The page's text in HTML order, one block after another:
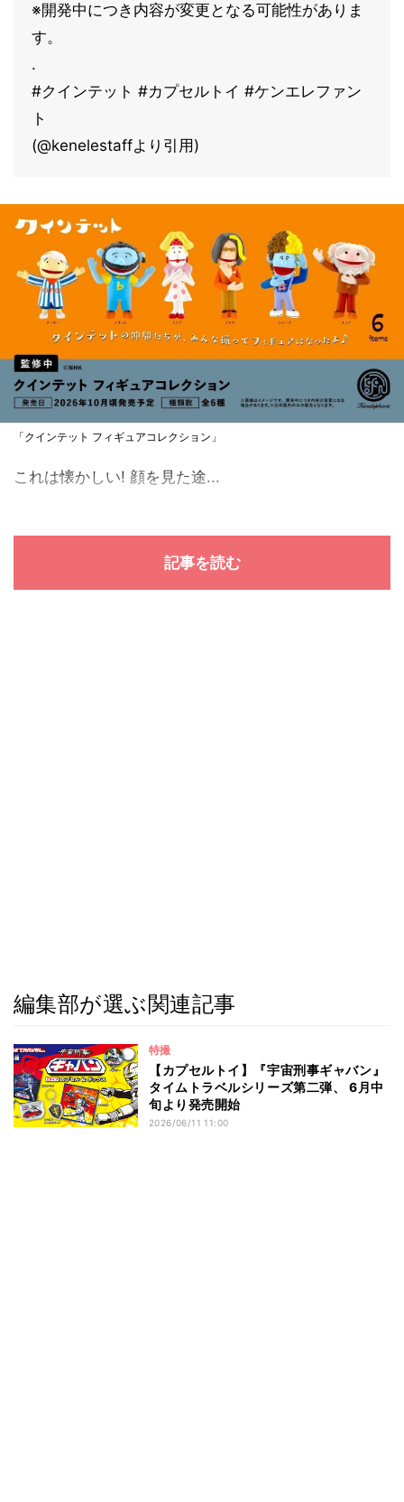
※開発中につき内容が変更となる可能性がありま
す。
.
#クインテット #カプセルトイ #ケンエレファン
ト
(@kenelestaffより引用)
「クインテット フィギュアコレクション」
これは懐かしい! 顔を見た途...
記事を読む
編集部が選ぶ関連記事
特撮
【カプセルトイ】『宇宙刑事ギャバン』
タイムトラベルシリーズ第二弾、 6月中
旬より発売開始
2026/06/11 11:00